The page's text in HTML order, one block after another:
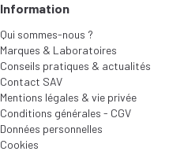
Information
Qui sommes-nous ?
Marques & Laboratoires
Conseils pratiques & actualités
Contact SAV
Mentions légales & vie privée
Conditions générales - CGV
Données personnelles
Cookies